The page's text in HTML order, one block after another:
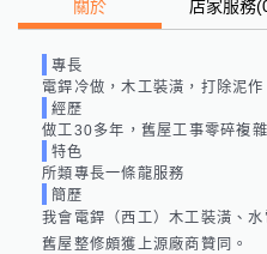
關於 店家服務(
專長
電銲冷做，木工裝潢，打除泥作
經歷
做工30多年，舊屋工事零碎複
特色
所類專長一條龍服務
簡歷
我會電銲（西工）木工裝潢、
舊屋整修頗獲上源廠商贊同。